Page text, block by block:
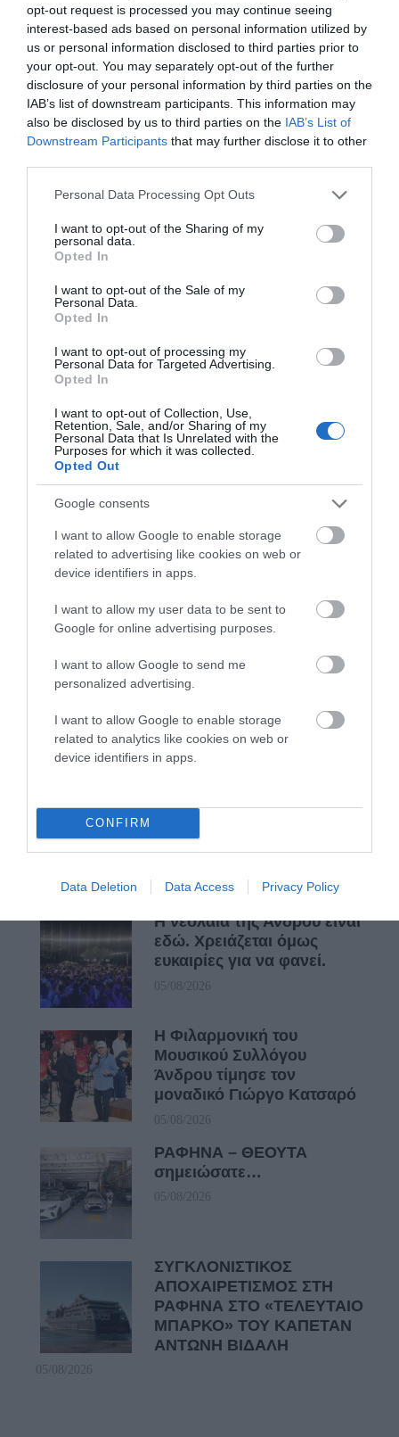
opt-out request is processed you may continue seeing
interest-based ads based on personal information utilized by
us or personal information disclosed to third parties prior to
your opt-out. You may separately opt-out of the further
disclosure of your personal information by third parties on the
IAB’s list of downstream participants. This information may
also be disclosed by us to third parties on the IAB’s List of
Downstream Participants that may further disclose it to other
Please note that this website/app uses one or more Google
not limited to your visit or usage behaviour. You may click to
grant or deny consent to Google and its third-party tags to
use your data for below specified purposes in below Google
consent section.
Personal Data Processing Opt Outs
I want to opt-out of the Sharing of my
personal data.
Opted In
I want to opt-out of the Sale of my
Personal Data.
Opted In
I want to opt-out of processing my
Personal Data for Targeted Advertising.
Opted In
I want to opt-out of Collection, Use,
Retention, Sale, and/or Sharing of my
Personal Data that Is Unrelated with the
Purposes for which it was collected.
Opted Out
Google consents
I want to allow Google to enable storage
related to advertising like cookies on web or
device identifiers in apps.
I want to allow my user data to be sent to
Google for online advertising purposes.
I want to allow Google to send me
personalized advertising.
I want to allow Google to enable storage
related to analytics like cookies on web or
device identifiers in apps.
CONFIRM
Data Deletion Data Access Privacy Policy
ΣΥΓΚΛΟΝΙΣΤΙΚΟΣ ΑΠΟΧΑΙΡΕΤΙΣΜΟΣ ΣΤΗ
ΡΑΦΗΝΑ ΣΤΟ «ΤΕΛΕΥΤΑΙΟ ΜΠΑΡΚΟ» ΤΟΥ
Η Φιλαρμονική του Μουσικού Συλλόγου Άνδρου τίμησε
τον μοναδικό Γιώργο Κατσαρό
Απαράδεκτη εμπειρία στη Ραφήνα. Φωτογραφίες από
βίντεο εκείνης της ώρας…
Η ΥΔΡΟΦΟΡΑ ΤΟΥ ΕΠΑΡΧΕΙΟΥ ΧΑΘΗΚΕ! ΟΠΩΣ
ΧΑΘΗΚΑΝ ΚΑΙ ΟΙ ΑΣΦΑΛΤΟΣΤΡΩΣΕΙΣ ΤΟΥ
ΠΑΡΑΜΕΝΟΥΝ…
ΣΗΜΑΝΤΙΚΟ ΑΡΧΑΙΟ ΝΑΥΑΓΙΟ ΤΗΣ ΑΝΔΡΟΥ!…»
Πρόσφατα Άρθρα
Η Άνδρος συνεχίζει να
06/08/2026
Η νεολαία της Άνδρου είναι
εδώ. Χρειάζεται όμως
ευκαιρίες για να φανεί.
05/08/2026
Η Φιλαρμονική του
Μουσικού Συλλόγου
Άνδρου τίμησε τον
μοναδικό Γιώργο Κατσαρό
05/08/2026
ΡΑΦΗΝΑ – ΘΕΟΥΤΑ
σημειώσατε…
05/08/2026
ΣΥΓΚΛΟΝΙΣΤΙΚΟΣ
ΑΠΟΧΑΙΡΕΤΙΣΜΟΣ ΣΤΗ
ΡΑΦΗΝΑ ΣΤΟ «ΤΕΛΕΥΤΑΙΟ
ΜΠΑΡΚΟ» ΤΟΥ ΚΑΠΕΤΑΝ
ΑΝΤΩΝΗ ΒΙΔΑΛΗ
05/08/2026